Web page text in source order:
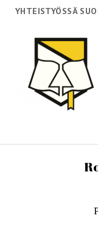
YHTEISTYÖSSÄ